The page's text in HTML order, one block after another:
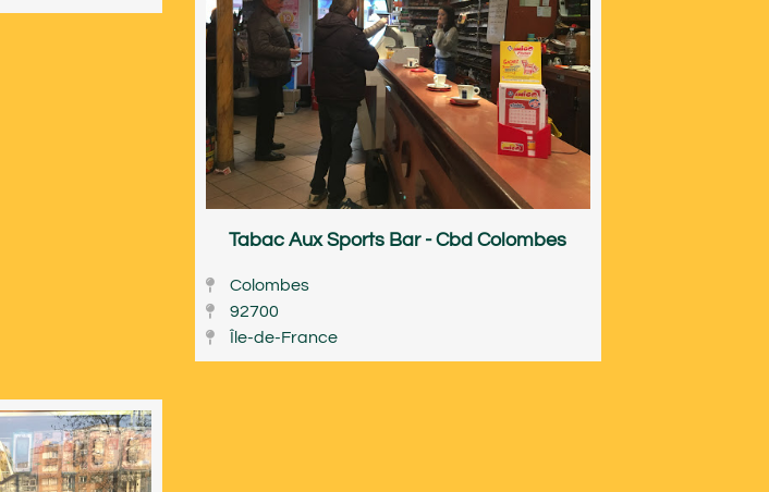
Tabac Aux Sports Bar - Cbd Colombes
Colombes
92700
Île-de-France